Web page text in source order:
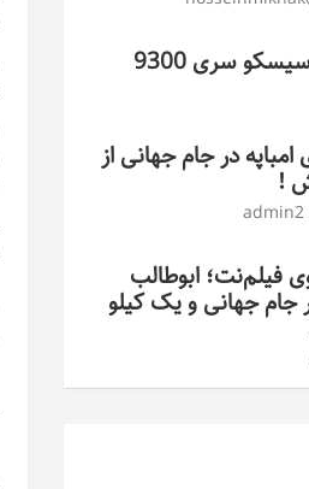
سری 9300
در جام جهانی از
!
admin2
فیلم‌نت؛ ابوطالب
جهانی و یک کیلو